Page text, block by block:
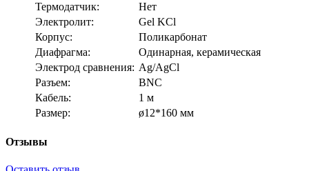
Термодатчик:
Нет
Электролит:
Gel KCl
Корпус:
Поликарбонат
Диафрагма:
Одинарная, керамическая
Электрод сравнения: Ag/AgCl
Разъем:
BNC
Кабель:
1 м
Размер:
ø12*160 мм
Отзывы